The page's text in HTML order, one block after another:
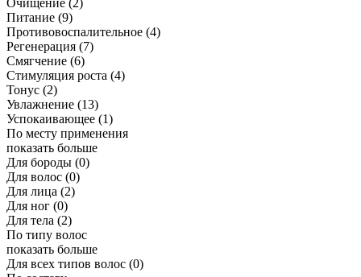
Очищение (2)
Питание (9)
Противовоспалительное (4)
Регенерация (7)
Смягчение (6)
Стимуляция роста (4)
Тонус (2)
Увлажнение (13)
Успокаивающее (1)
По месту применения
показать больше
Для бороды (0)
Для волос (0)
Для лица (2)
Для ног (0)
Для тела (2)
По типу волос
показать больше
Для всех типов волос (0)